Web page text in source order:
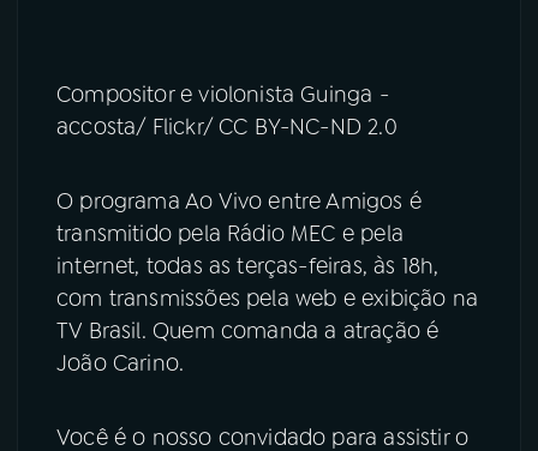
Compositor e violonista Guinga -
accosta/ Flickr/ CC BY-NC-ND 2.0
O programa Ao Vivo entre Amigos é
transmitido pela Rádio MEC e pela
internet, todas as terças-feiras, às 18h,
com transmissões pela web e exibição na
TV Brasil. Quem comanda a atração é
João Carino.
Você é o nosso convidado para assistir o